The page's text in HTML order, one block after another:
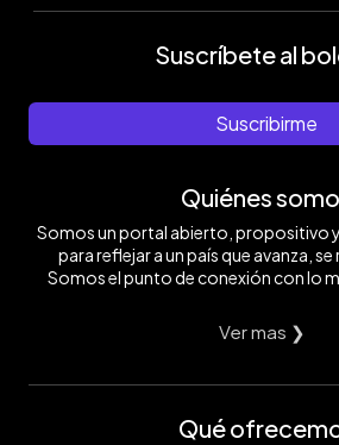
Suscríbete al
Suscribirme
Quiénes
Somos un portal abierto, propositivo
para reflejar a un país que avanza, se
Somos el punto de conexión con lo
Ver mas ❯
Qué